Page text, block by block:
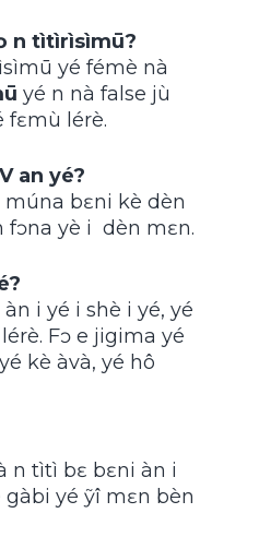
n tìtìrìsìmū?
yé fémè nà
yé n nà false jù
fɛmù lérè.
an yé?
bɛni kè dèn
fɔna yè i dèn mɛn.
i yé i shè i yé, yé
Fɔ e jigima yé
kè àvà, yé hô
n tìtì bɛ bɛni àn i
gàbi yé ỹî mɛn bèn